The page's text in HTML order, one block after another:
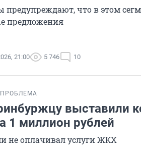
предупреждают, что в этом
предложения
21:00 5 746 10
ПРОБЛЕМА
выставили
1 миллион рублей
не оплачивал услуги ЖКХ